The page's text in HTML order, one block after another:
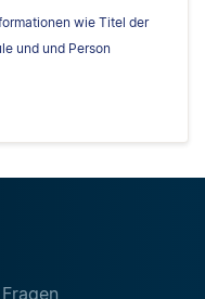
wie Titel der
und und Person